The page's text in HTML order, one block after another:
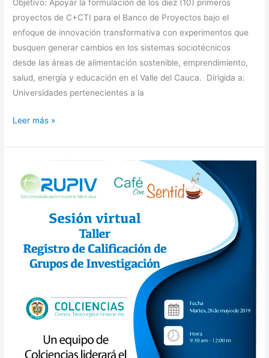
Objetivo: Apoyar la formulación de los diez (10) primeros
proyectos de C+CTI para el Banco de Proyectos bajo el
enfoque de innovación transformativa con experimentos que
busquen generar cambios en los sistemas sociotécnicos
desde las áreas de alimentación sostenible, emprendimiento,
salud, energía y educación en el Valle del Cauca. Dirigida a:
Universidades pertenecientes a la
Leer más »
Mayo/28